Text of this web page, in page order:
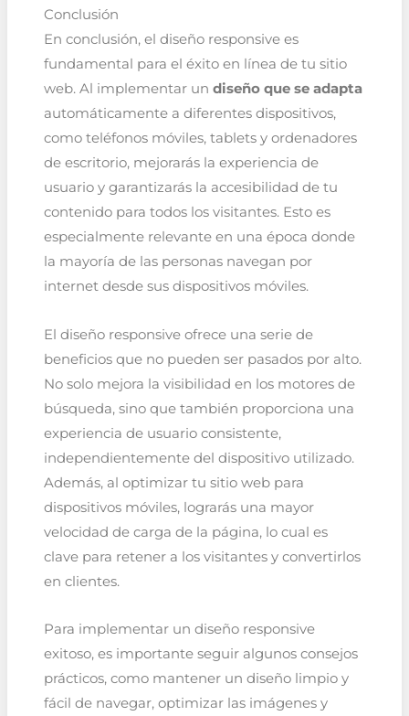
Conclusión
En conclusión, el diseño responsive es
fundamental para el éxito en línea de tu sitio
web. Al implementar un diseño que se adapta
automáticamente a diferentes dispositivos,
como teléfonos móviles, tablets y ordenadores
de escritorio, mejorarás la experiencia de
usuario y garantizarás la accesibilidad de tu
contenido para todos los visitantes. Esto es
especialmente relevante en una época donde
la mayoría de las personas navegan por
internet desde sus dispositivos móviles.
El diseño responsive ofrece una serie de
beneficios que no pueden ser pasados por alto.
No solo mejora la visibilidad en los motores de
búsqueda, sino que también proporciona una
experiencia de usuario consistente,
independientemente del dispositivo utilizado.
Además, al optimizar tu sitio web para
dispositivos móviles, lograrás una mayor
velocidad de carga de la página, lo cual es
clave para retener a los visitantes y convertirlos
en clientes.
Para implementar un diseño responsive
exitoso, es importante seguir algunos consejos
prácticos, como mantener un diseño limpio y
fácil de navegar, optimizar las imágenes y